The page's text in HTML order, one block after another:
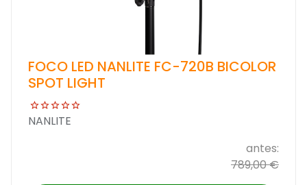
FOCO LED NANLITE FC-720B BICOLOR
SPOT LIGHT
NANLITE
antes:
789,00 €